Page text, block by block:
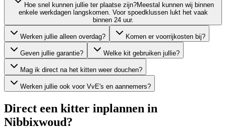
Hoe snel kunnen jullie ter plaatse zijn?Meestal kunnen wij binnen
enkele werkdagen langskomen. Voor spoedklussen lukt het vaak
binnen 24 uur.
Werken jullie alleen overdag? Komen er voorrijkosten bij?
Geven jullie garantie? Welke kit gebruiken jullie?
Mag ik direct na het kitten weer douchen?
Werken jullie ook voor VvE's en aannemers?
Direct een kitter inplannen in
Nibbixwoud?